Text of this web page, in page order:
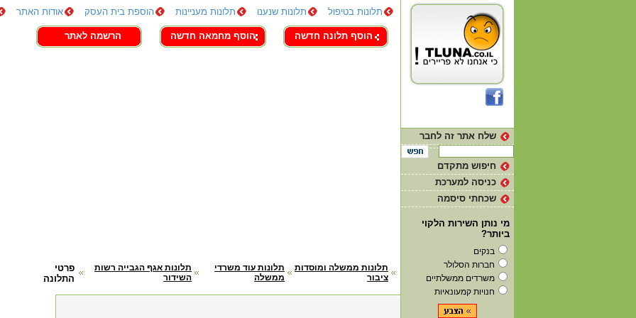
תלונות בטיפול תלונות שנענו תלונות מעניינות הוספת בית העסק אודות האתר
צור קשר
הוסף תלונה חדשה הוסף מחמאה חדשה הרשמה לאתר
פרטי
התלונה
תלונות אגף הגבייה רשות
השידור
תלונות עוד משרדי
ממשלה
תלונות ממשלה ומוסדות
ציבור
שלח אתר זה לחבר
חיפוש מתקדם
כניסה למערכת
שכחתי סיסמה
מי נותן השירות הלקוי
ביותר?
בנקים
חברות הסלולר
משרדים ממשלתיים
חנויות קמעונאיות